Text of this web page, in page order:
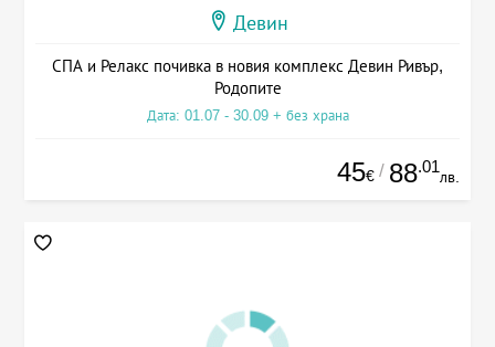
Девин
СПА и Релакс почивка в новия комплекс Девин Ривър,
Родопите
Дата: 01.07 - 30.09 + без храна
45€ / 88.01
лв.